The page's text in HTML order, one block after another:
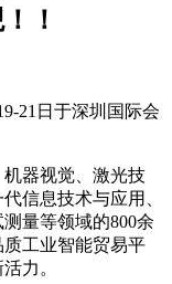
！
21日于深圳国际会
器视觉、激光技
信息技术与应用、
量等领域的800余
工业智能贸易平
力。